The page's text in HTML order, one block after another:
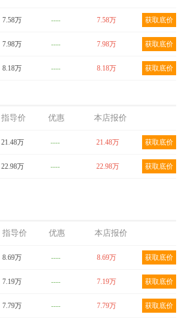
7.58万 ---- 7.58万 获取底价
7.98万 ---- 7.98万 获取底价
8.18万 ---- 8.18万 获取底价
指导价 优惠 本店报价
21.48万 ---- 21.48万 获取底价
22.98万 ---- 22.98万 获取底价
指导价 优惠 本店报价
8.69万 ---- 8.69万 获取底价
7.19万 ---- 7.19万 获取底价
7.79万 ---- 7.79万 获取底价